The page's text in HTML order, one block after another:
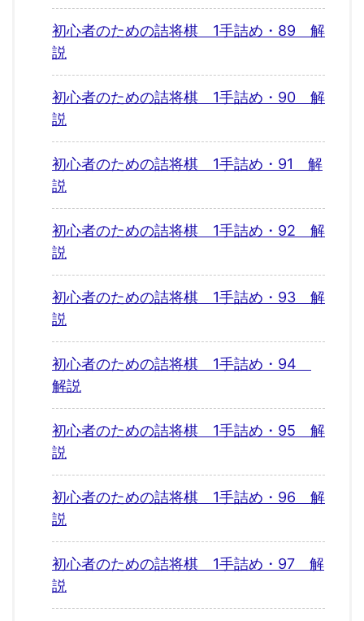
初心者のための詰将棋 1手詰め・89 解
説
初心者のための詰将棋 1手詰め・90 解
説
初心者のための詰将棋 1手詰め・91 解
説
初心者のための詰将棋 1手詰め・92 解
説
初心者のための詰将棋 1手詰め・93 解
説
初心者のための詰将棋 1手詰め・94
解説
初心者のための詰将棋 1手詰め・95 解
説
初心者のための詰将棋 1手詰め・96 解
説
初心者のための詰将棋 1手詰め・97 解
説